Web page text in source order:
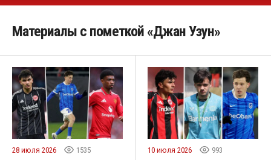
Материалы с пометкой «Джан Узун»
28 июля 2026 1535 10 июля 2026 993